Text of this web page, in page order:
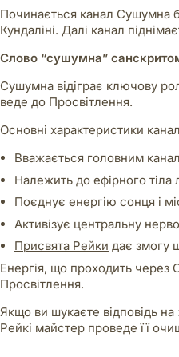
Починається канал Сушумна
Кундаліні. Далі канал
Слово “сушумна”
Сушумна відіграє ключову
веде до Просвітлення.
Основні характеристики
Вважається головним
Належить до ефірного
Поєднує енергію сонця і
Активізує центральну
Присвята Рейки дає змогу
Енергія, що проходить через
Просвітлення.
Якщо ви шукаєте відповідь
Рейкі майстер проведе її